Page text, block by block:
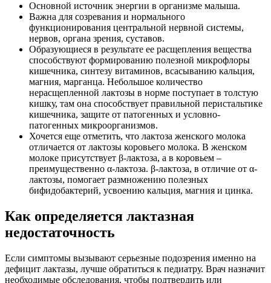
Основной источник энергии в организме малыша.
Важна для созревания и нормального
функционирования центральной нервной системы,
нервов, органа зрения, суставов.
Образующиеся в результате ее расщепления вещества
способствуют формированию полезной микрофлоры
кишечника, синтезу витаминов, всасыванию кальция,
магния, марганца. Небольшое количество
нерасщепленной лактозы в норме поступает в толстую
кишку, там она способствует правильной перистальтике
кишечника, защите от патогенных и условно-
патогенных микроорганизмов.
Хочется еще отметить, что лактоза женского молока
отличается от лактозы коровьего молока. В женском
молоке присутствует β-лактоза, а в коровьем –
преимущественно α-лактоза. β-лактоза, в отличие от α-
лактозы, помогает размножению полезных
бифидобактерий, усвоению кальция, магния и цинка.
Как определяется лактазная
недостаточность
Если симптомы вызывают серьезные подозрения именно на
дефицит лактазы, лучше обратиться к педиатру. Врач назначит
необходимые обследования, чтобы подтвердить или